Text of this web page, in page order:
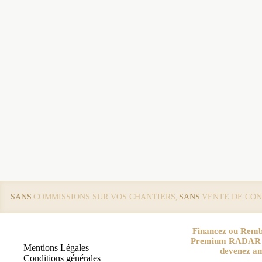
SANS COMMISSIONS SUR VOS CHANTIERS, SANS VENTE DE
Mentions Légales
Conditions générales
Financez ou
Premium
devenez